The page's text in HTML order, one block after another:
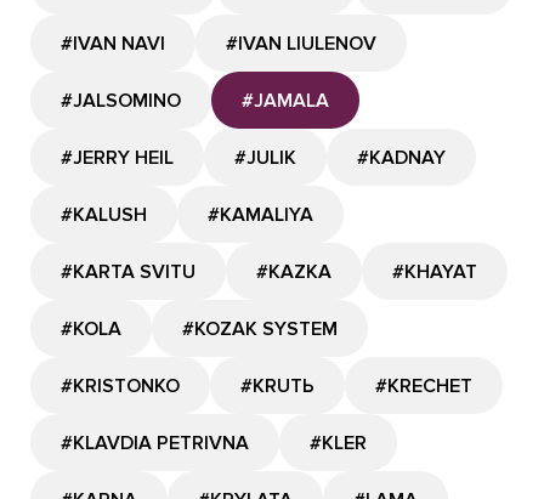
#IVAN NAVI #IVAN LIULENOV
#JALSOMINO #JAMALA
#JERRY HEIL #JULIK #KADNAY
#KALUSH #KAMALIYA
#KARTA SVITU #KAZKA #KHAYAT
#KOLA #KOZAK SYSTEM
#KRISTONKO #KRUTЬ #KRECHET
#KLAVDIA PETRIVNA #KLER